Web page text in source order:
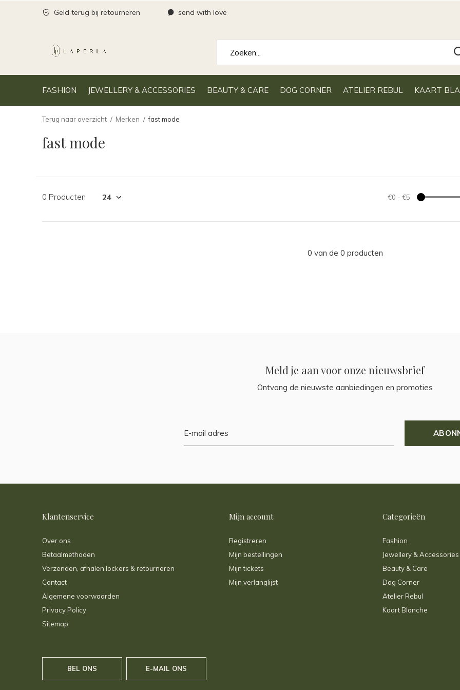
FASHION JEWELLERY & ACCESSORIES BEAUTY & CARE DOG CORNER ATELIER REBUL KAART
Geld terug bij retourneren send with love
Terug naar overzicht Merken fast mode
fast mode
0 Producten €0 - €5
0 van de 0 producten
Meld je aan voor onze nieuwsbrief
Ontvang de nieuwste aanbiedingen en promoties
Klantenservice
Over ons
Betaalmethoden
Verzenden, afhalen lockers & retourneren
Contact
Algemene voorwaarden
Privacy Policy
Sitemap
Mijn account
Registreren
Mijn bestellingen
Mijn tickets
Mijn verlanglijst
Categorieën
Fashion
Jewellery & Accessories
Beauty & Care
Dog Corner
Atelier Rebul
Kaart Blanche
BEL ONS E-MAIL ONS